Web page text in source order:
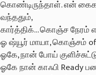
கொண்டிருந்தாள். என்
வந்ததும்,
கார்த்திக்… கொஞ்ச நேரம்
ஓ ஷ்யூர் மாயா, கொஞ்சம்
ஓகே, நான் போய்
ஓகே நான் காஃபி Ready